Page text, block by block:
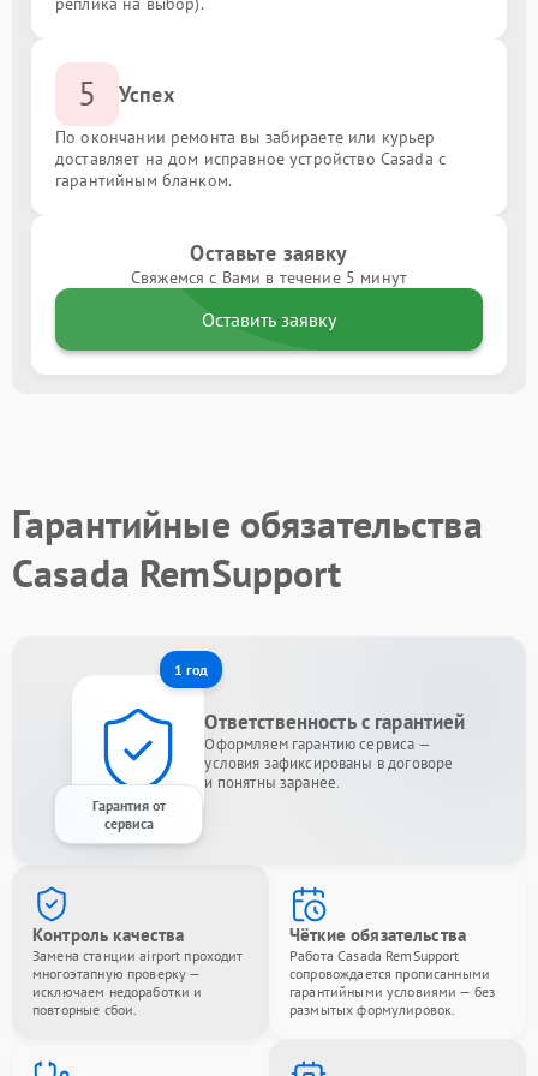
5 Успех
По окончании ремонта вы забираете или курьер
доставляет на дом исправное устройство Casada с
гарантийным бланком.
Оставьте заявку
Свяжемся с Вами в течение 5 минут
Оставить заявку
Гарантийные обязательства
Casada RemSupport
1 год
Гарантия от
сервиса
Ответственность с гарантией
Оформляем гарантию сервиса —
условия зафиксированы в договоре
и понятны заранее.
Контроль качества
Замена станции airport проходит
многоэтапную проверку —
исключаем недоработки и
повторные сбои.
Чёткие обязательства
Работа Casada RemSupport
сопровождается прописанными
гарантийными условиями — без
размытых формулировок.